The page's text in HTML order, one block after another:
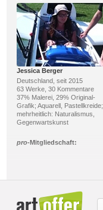
Jessica Berger
Deutschland, seit 2015
63 Werke, 30 Kommentare
37% Malerei, 29% Original-
Grafik; Aquarell, Pastellkreide;
mehrheitlich: Naturalismus,
Gegenwartskunst
pro-Mitgliedschaft: